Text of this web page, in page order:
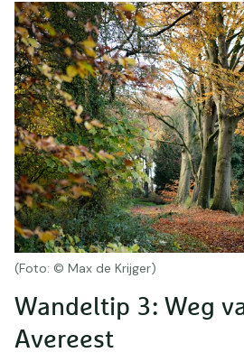
Wandeltip 3: Weg
Avereest
(Foto: © Max de Krijger)